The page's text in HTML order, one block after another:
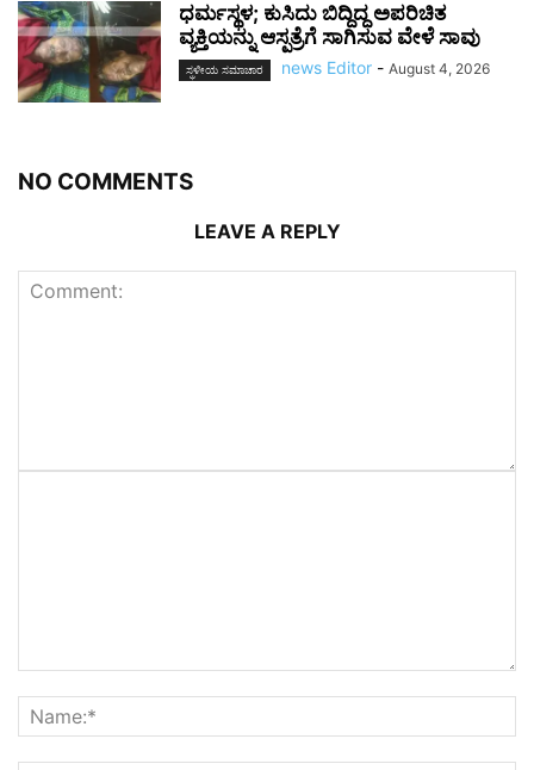
ಧರ್ಮಸ್ಥಳ; ಕುಸಿದು ಬಿದ್ದಿದ್ದ ಅಪರಿಚಿತ
ವ್ಯಕ್ತಿಯನ್ನು ಆಸ್ಪತ್ರೆಗೆ ಸಾಗಿಸುವ ವೇಳೆ ಸಾವು
ಸ್ಥಳೀಯ ಸಮಾಚಾರ news Editor - August 4, 2026
NO COMMENTS
LEAVE A REPLY